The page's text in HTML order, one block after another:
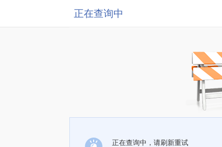
正在查询中
正在查询中，请刷新重试